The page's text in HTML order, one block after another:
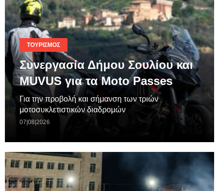
ΤΟΥΡΙΣΜΌΣ
Συνεργασία Δήμου Σουλίου και
MUVUS για τα Moto Passes
Για την προβολή και σήμανση των τριών
μοτοσυκλετιστικών διαδρομών
07|08|2026